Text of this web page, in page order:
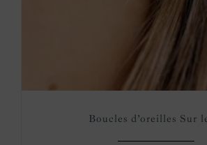
Boucles d’oreilles Sur